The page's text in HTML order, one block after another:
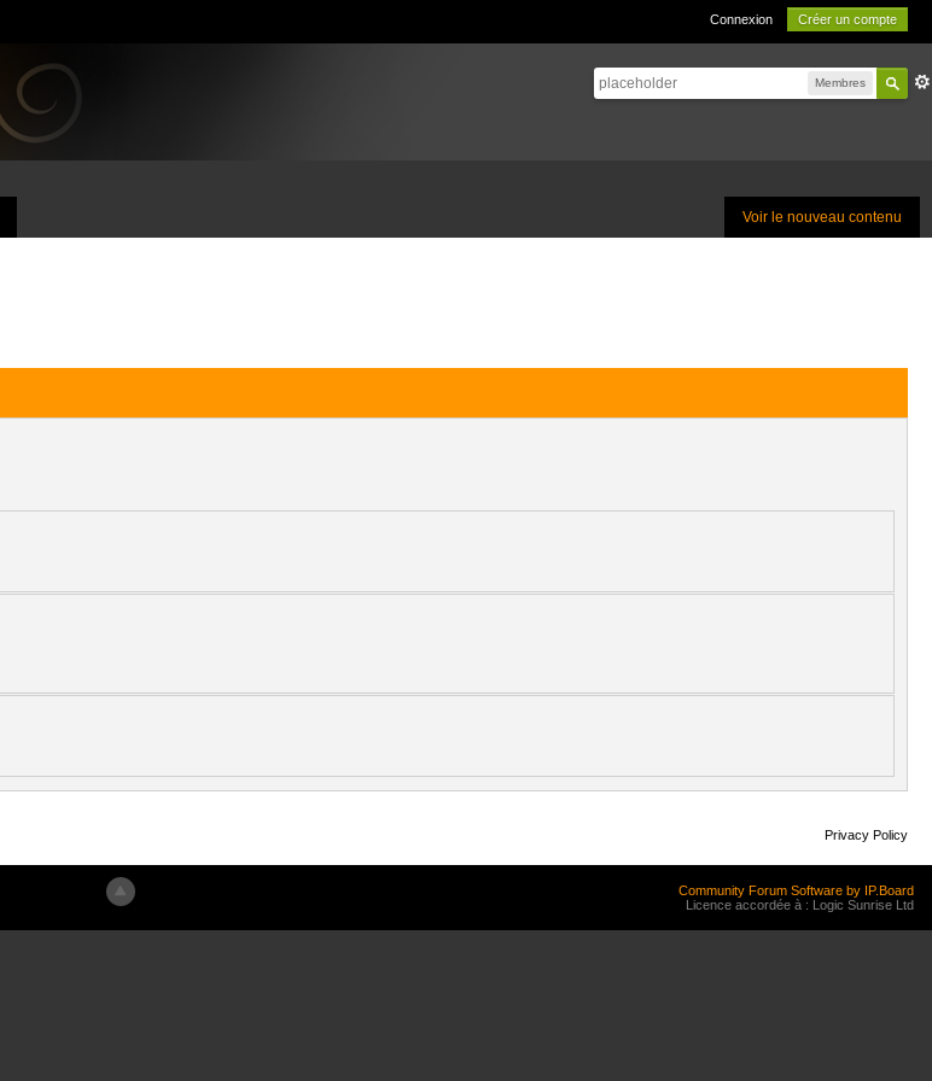
Connexion Créer un compte
Membres
Voir le nouveau contenu
Privacy Policy
Community Forum Software by IP.Board
Licence accordée à : Logic Sunrise Ltd